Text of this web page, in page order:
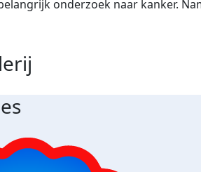
onderzoek naar kanker.